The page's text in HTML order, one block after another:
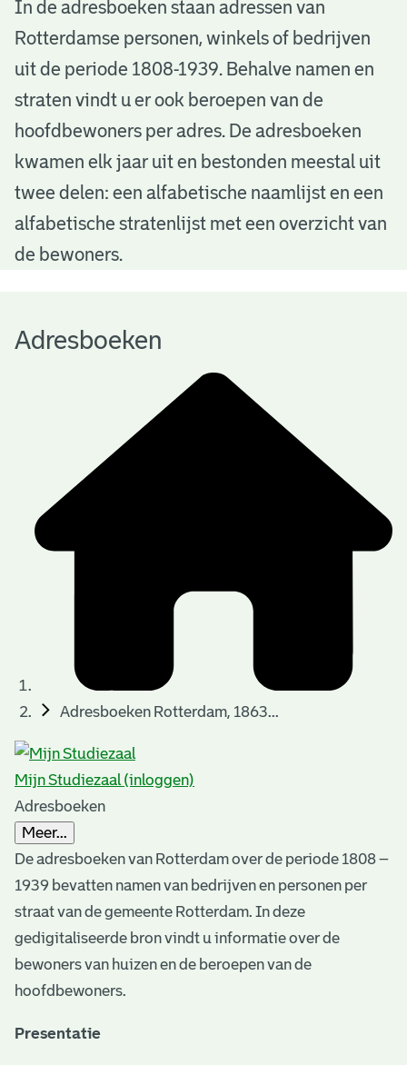
A
d
e
b
o
e
e
In de adresboeken staan adressen van
Rotterdamse personen, winkels of bedrijven
uit de periode 1808-1939. Behalve namen en
straten vindt u er ook beroepen van de
hoofdbewoners per adres. De adresboeken
kwamen elk jaar uit en bestonden meestal uit
twee delen: een alfabetische naamlijst en een
alfabetische stratenlijst met een overzicht van
de bewoners.
Adresboeken
Adresboeken Rotterdam, 1863...
Mijn Studiezaal (inloggen)
Adresboeken
Meer...
De adresboeken van Rotterdam over de periode 1808 –
1939 bevatten namen van bedrijven en personen per
straat van de gemeente Rotterdam. In deze
gedigitaliseerde bron vindt u informatie over de
bewoners van huizen en de beroepen van de
hoofdbewoners.
Presentatie